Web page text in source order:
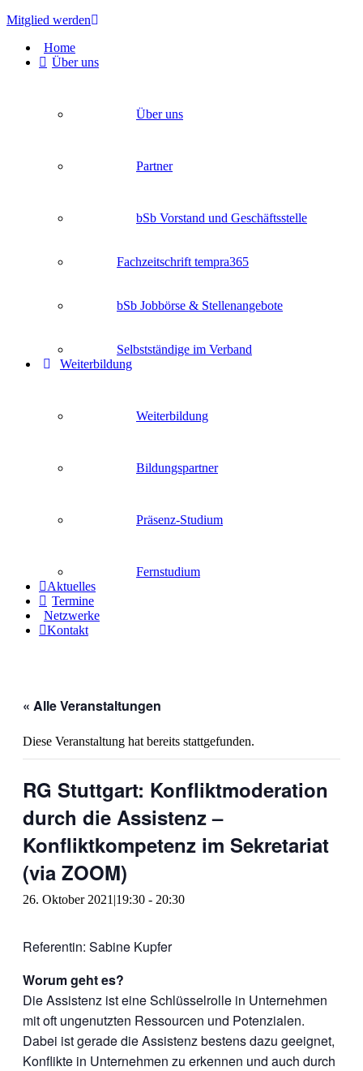
Mitglied werden
Home
Über uns
Über uns
Partner
bSb Vorstand und Geschäftsstelle
Fachzeitschrift tempra365
bSb Jobbörse & Stellenangebote
Selbstständige im Verband
Weiterbildung
Weiterbildung
Bildungspartner
Präsenz-Studium
Fernstudium
Aktuelles
Termine
Netzwerke
Kontakt
« Alle Veranstaltungen
Diese Veranstaltung hat bereits stattgefunden.
RG Stuttgart: Konfliktmoderation
durch die Assistenz –
Konfliktkompetenz im Sekretariat
(via ZOOM)
26. Oktober 2021|19:30 - 20:30
Referentin: Sabine Kupfer
Worum geht es?
Die Assistenz ist eine Schlüsselrolle in Unternehmen
mit oft ungenutzten Ressourcen und Potenzialen.
Dabei ist gerade die Assistenz bestens dazu geeignet,
Konflikte in Unternehmen zu erkennen und auch durch